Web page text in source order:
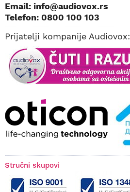
Email: info@audiovox.rs
Telefon: 0800 100 103
Prijatelji kompanije Audiovox:
Stručni skupovi